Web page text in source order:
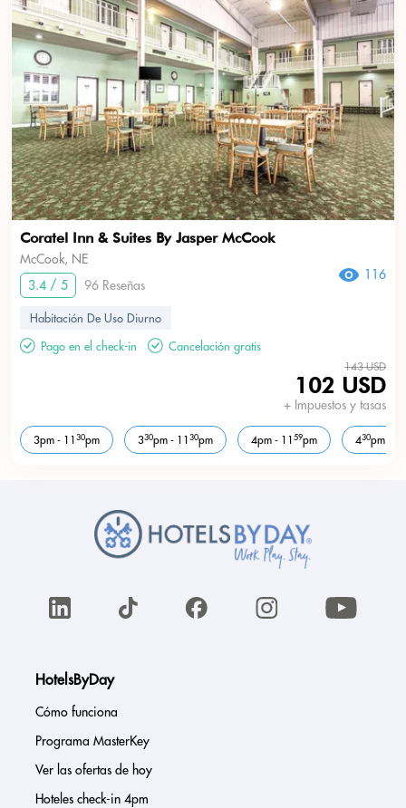
Coratel Inn & Suites By Jasper McCook
McCook, NE
3.4 / 5
96 Reseñas
116
Habitación De Uso Diurno
Pago en el check-in
Cancelación gratis
143 USD
102 USD
+ Impuestos y tasas
3pm - 1130pm 330pm - 1130pm 4pm - 1159pm 430pm - 11
HotelsByDay
Cómo funciona
Programa MasterKey
Ver las ofertas de hoy
Hoteles check-in 4pm